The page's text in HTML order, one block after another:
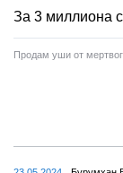
За 3 миллиона
Продам уши от